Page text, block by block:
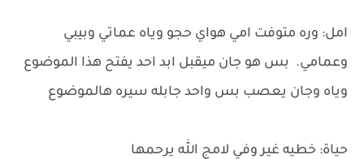
امل: وره متوفت امي هواي حجو وياه عماتي وبيبي
وعمامي. بس هو جان ميقبل ابد احد يفتح هذا الموضوع
وياه وجان يعصب بس واحد جابله سيره هالموضوع
حياة: خطيه غير وفي لامج الله يرحمها